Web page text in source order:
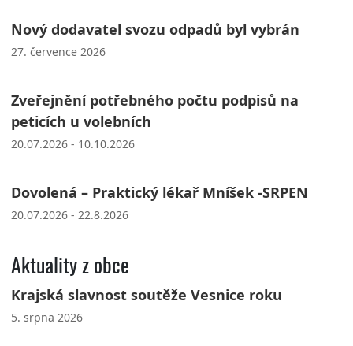
Nový dodavatel svozu odpadů byl vybrán
27. července 2026
Zveřejnění potřebného počtu podpisů na
peticích u volebních
20.07.2026 - 10.10.2026
Dovolená – Praktický lékař Mníšek -SRPEN
20.07.2026 - 22.8.2026
Aktuality z obce
Krajská slavnost soutěže Vesnice roku
5. srpna 2026